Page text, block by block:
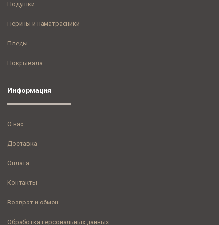
Подушки
Перины и наматрасники
Пледы
Покрывала
Информация
О нас
Доставка
Оплата
Контакты
Возврат и обмен
Обработка персональных данных